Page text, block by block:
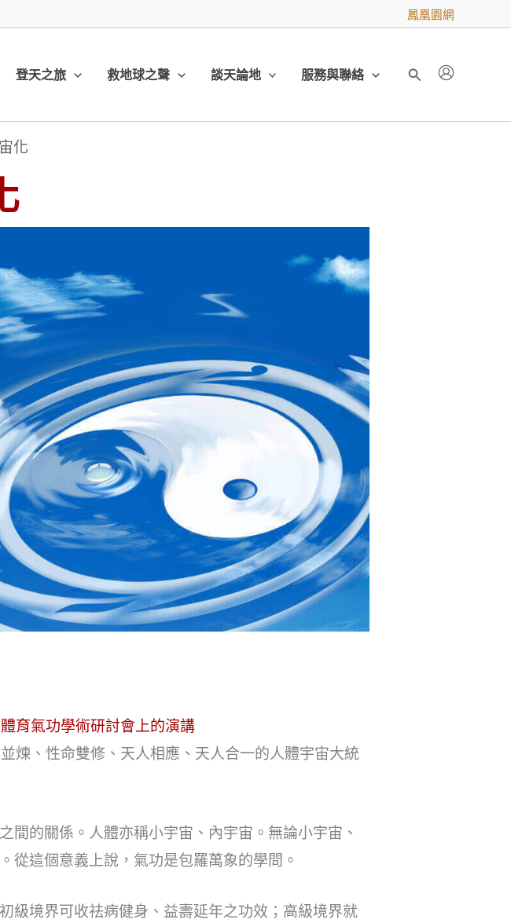
鳳凰園網
登天之旅 救地球之聲 談天論地 服務與聯絡
搜
化
育氣功學術研討會上的演講
煉、性命雙修、天人相應、天人合一的人體宇宙大統
間的關係。人體亦稱小宇宙、內宇宙。無論小宇宙、
從這個意義上說，氣功是包羅萬象的學問。
級境界可收祛病健身、益壽延年之功效；高級境界就